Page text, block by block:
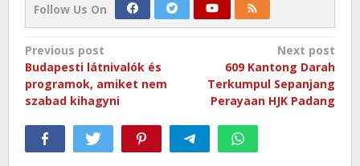
Follow Us On
Post
navigation
Previous post
Budapesti látnivalók és
programok, amiket nem
szabad kihagyni
Next post
609 Kantong Darah
Terkumpul Sepanjang
Perayaan HJK Padang